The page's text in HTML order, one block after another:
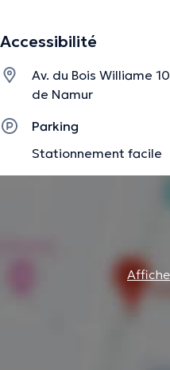
Accessibilité
Av. du Bois Williame
de Namur
Parking
Stationnement facile